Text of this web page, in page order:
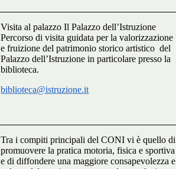
Visita al palazzo Il Palazzo dell’Istruzione
Percorso di visita guidata per la valorizzazione
e fruizione del patrimonio storico artistico del
Palazzo dell’Istruzione in particolare presso la
biblioteca.
biblioteca@istruzione.it
Tra i compiti principali del CONI vi è quello di
promuovere la pratica motoria, fisica e sportiva
e di diffondere una maggiore consapevolezza e